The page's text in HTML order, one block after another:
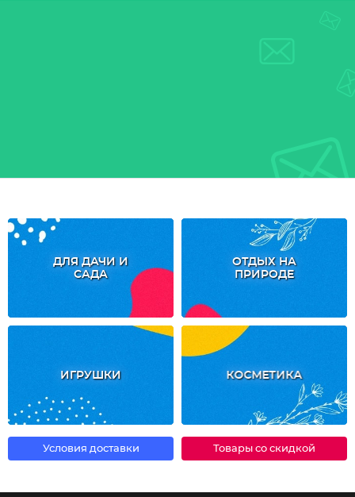
ДЛЯ ДАЧИ И
САДА
ОТДЫХ НА
ПРИРОДЕ
ИГРУШКИ КОСМЕТИКА
Условия доставки Товары со скидкой